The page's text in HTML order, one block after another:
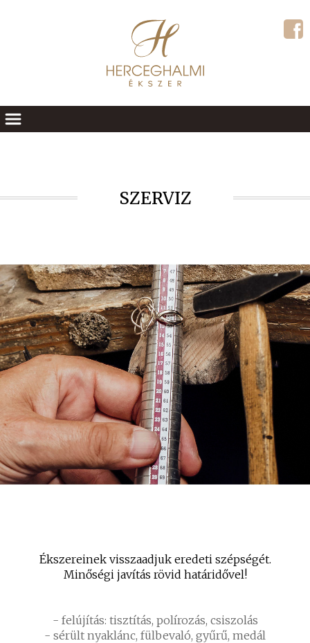
SZERVIZ
Ékszereinek visszaadjuk eredeti szépségét.
Minőségi javítás rövid határidővel!
- felújítás: tisztítás, polírozás, csiszolás
- sérült nyaklánc, fülbevaló, gyűrű, medál